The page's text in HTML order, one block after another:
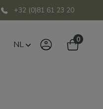
+32 (0)81 61 23 20
NL 0